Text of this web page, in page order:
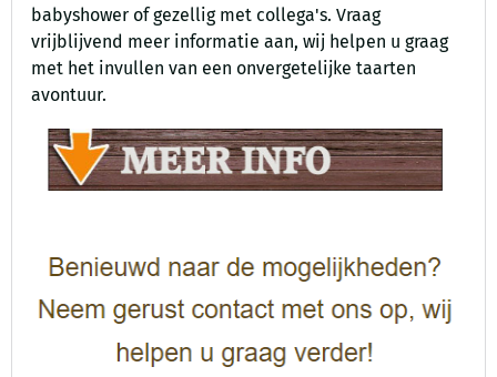
babyshower of gezellig met collega's. Vraag
vrijblijvend meer informatie aan, wij helpen u graag
met het invullen van een onvergetelijke taarten
avontuur.